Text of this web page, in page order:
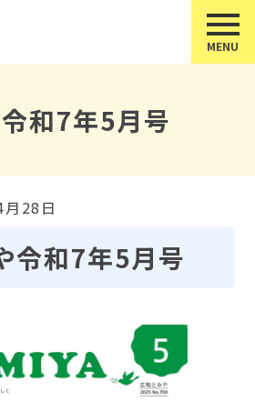
和7年5月号
28日
令和7年5月号